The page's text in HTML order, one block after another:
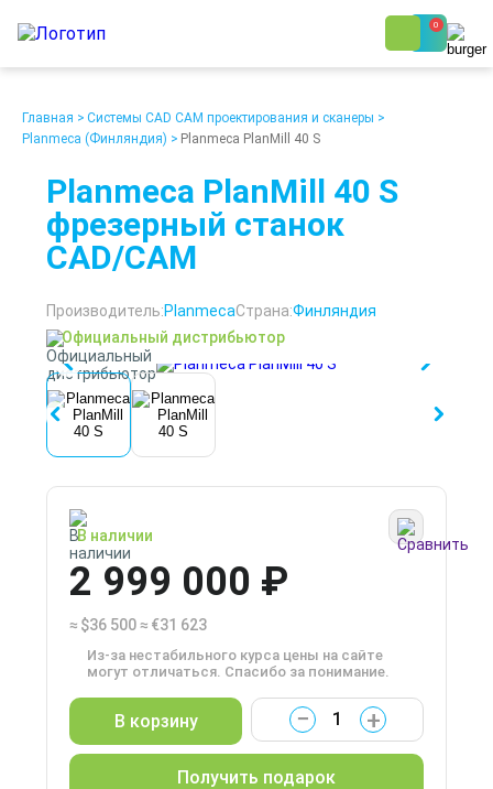
0
Ежедневно с 9:00 до 19:00
О компании
Кредит/Лизинг
Проект клиники
Наши клиенты
Контакты
Главная > Системы CAD CAM проектирования и сканеры >
Planmeca (Финляндия) > Planmeca PlanMill 40 S
Planmeca PlanMill 40 S
фрезерный станок
CAD/CAM
Производитель:PlanmecaСтрана:Финляндия
Официальный дистрибьютор
В наличии
2 999 000 ₽
≈ $36 500≈ €31 623
Из-за нестабильного курса цены на сайте
могут отличаться. Спасибо за понимание.
В корзину − +
Получить подарок